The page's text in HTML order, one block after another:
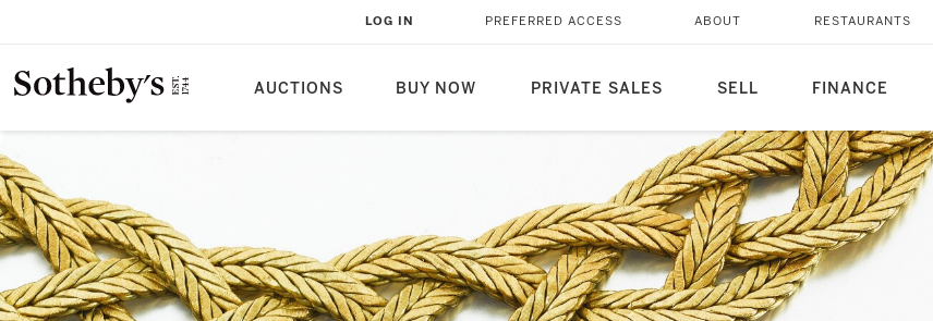
AUCTIONS BUY NOW PRIVATE SALES SELL FINANCE
LOG IN PREFERRED ACCESS ABOUT RESTAURANTS